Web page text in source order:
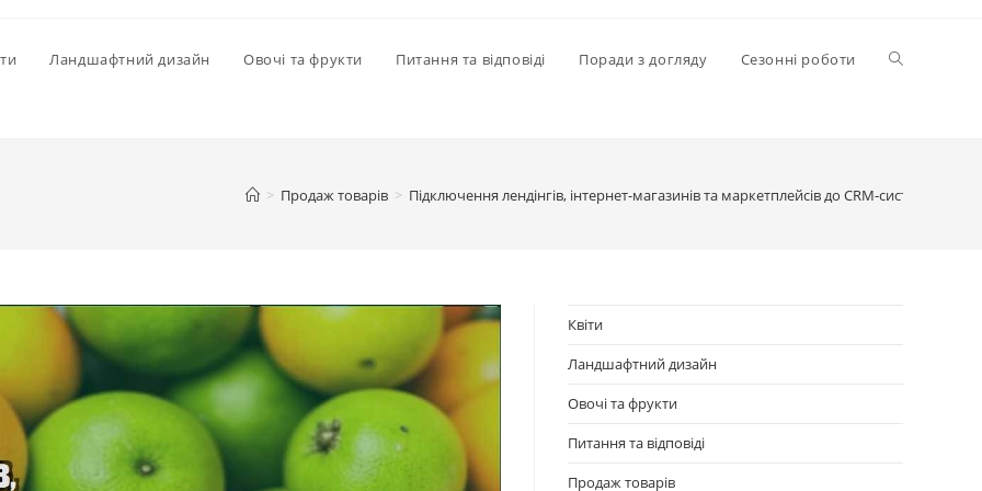
Ландшафтний дизайн Овочі та фрукти Питання та відповіді Поради з догляду Сезонні роботи Перемкнути
> Продаж товарів > Підключення лендінгів, інтернет-магазинів та маркетплейсів до CRM-системи
Квіти
Ландшафтний дизайн
Овочі та фрукти
Питання та відповіді
Продаж товарів